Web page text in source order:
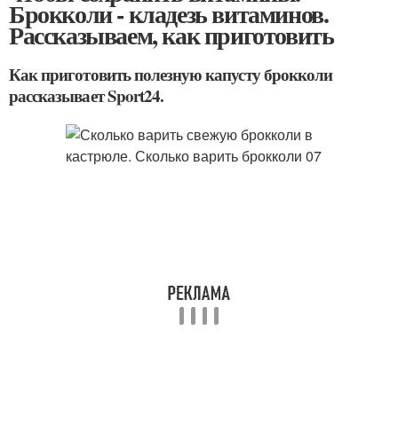
Брокколи - кладезь витаминов.
Рассказываем, как приготовить
Как приготовить полезную капусту брокколи
рассказывает Sport24.